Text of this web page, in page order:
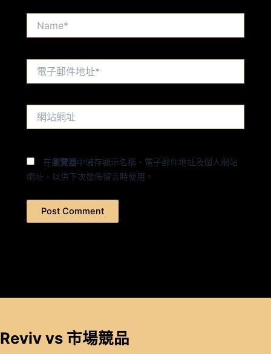
在瀏覽器中儲存顯示名稱、電子郵件地址及個人網站
網址，以供下次發佈留言時使用。
Reviv vs 市場競品